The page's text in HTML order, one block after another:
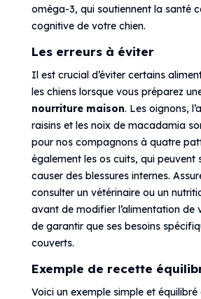
oméga-3, qui soutiennent la santé
cognitive de votre chien.
Les erreurs à éviter
Il est crucial d’éviter certains
les chiens lorsque vous préparez
nourriture maison. Les oignons,
raisins et les noix de macadamia
pour nos compagnons à quatre
également les os cuits, qui peuvent
causer des blessures internes.
consulter un vétérinaire ou un
avant de modifier l’alimentation de
de garantir que ses besoins
couverts.
Exemple de recette
Voici un exemple simple et équilibré